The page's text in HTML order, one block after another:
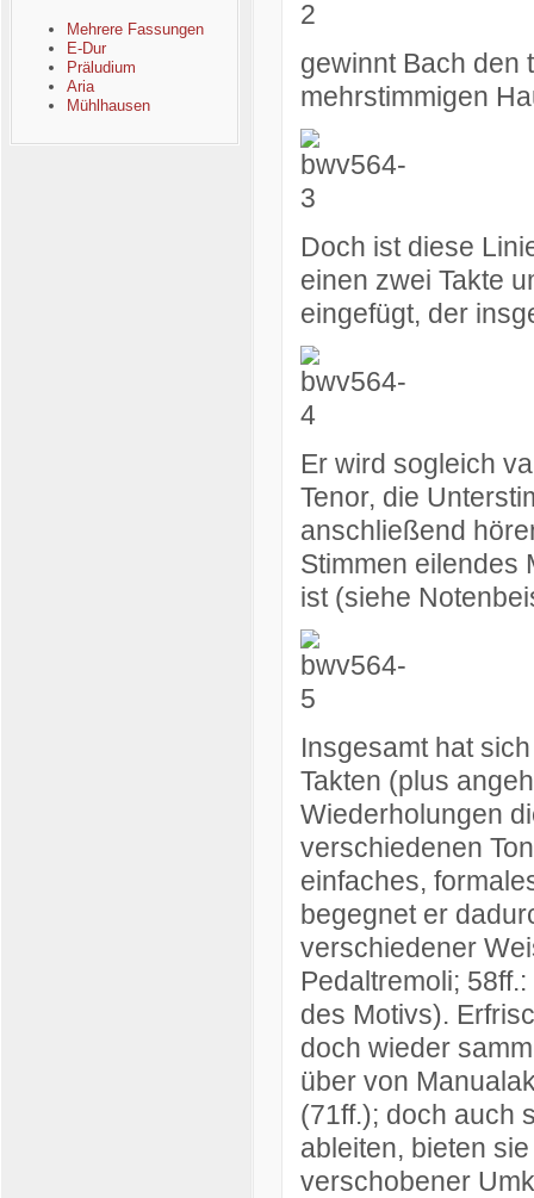
Mehrere Fassungen
E-Dur
Präludium
Aria
Mühlhausen
gewinnt Bach den
mehrstimmigen
Doch ist diese
einen zwei Takte
eingefügt, der
Er wird sogleich
Tenor, die
anschließend
Stimmen eilendes
ist (siehe
Insgesamt hat
Takten (plus
Wiederholungen
verschiedenen
einfaches,
begegnet er
verschiedener
Pedaltremoli;
des Motivs).
doch wieder
über von
(71ff.); doch auch
ableiten, bieten
verschobener